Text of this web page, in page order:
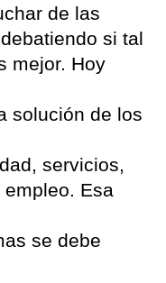
de las
si tal
mejor. Hoy
solución de los
servicios,
Esa
se debe